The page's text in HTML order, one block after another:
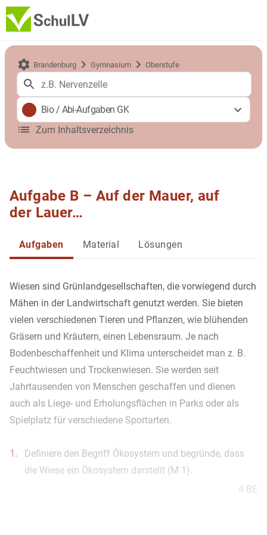
Brandenburg Gymnasium Oberstufe
Bio/ Abi-Aufgaben GK
Zum Inhaltsverzeichnis
Aufgabe B – Auf der Mauer, auf
der Lauer…
Aufgaben Material Lösungen
Wiesen sind Grünlandgesellschaften, die vorwiegend durch
Mähen in der Landwirtschaft genutzt werden. Sie bieten
vielen verschiedenen Tieren und Pflanzen, wie blühenden
Gräsern und Kräutern, einen Lebensraum. Je nach
Bodenbeschaffenheit und Klima unterscheidet man z. B.
Feuchtwiesen und Trockenwiesen. Sie werden seit
Jahrtausenden von Menschen geschaffen und dienen
auch als Liege- und Erholungsflächen in Parks oder als
Spielplatz für verschiedene Sportarten.
1.
Definiere den Begriff Ökosystem und begründe, dass
die Wiese ein Ökosystem darstellt (M 1).
4 BE